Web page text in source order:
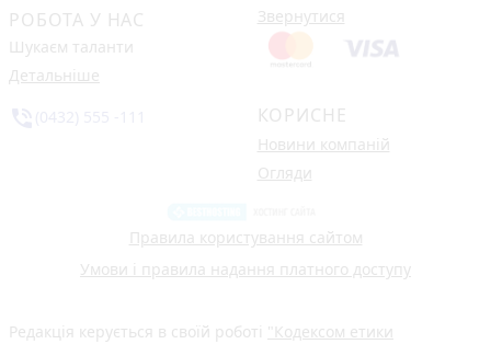
РОБОТА У НАС
Шукаєм таланти
Детальніше
Звернутися
КОРИСНЕ
Новини компаній
Огляди
Правила користування сайтом
Умови і правила надання платного доступу
Редакція керується в своїй роботі "Кодексом етики